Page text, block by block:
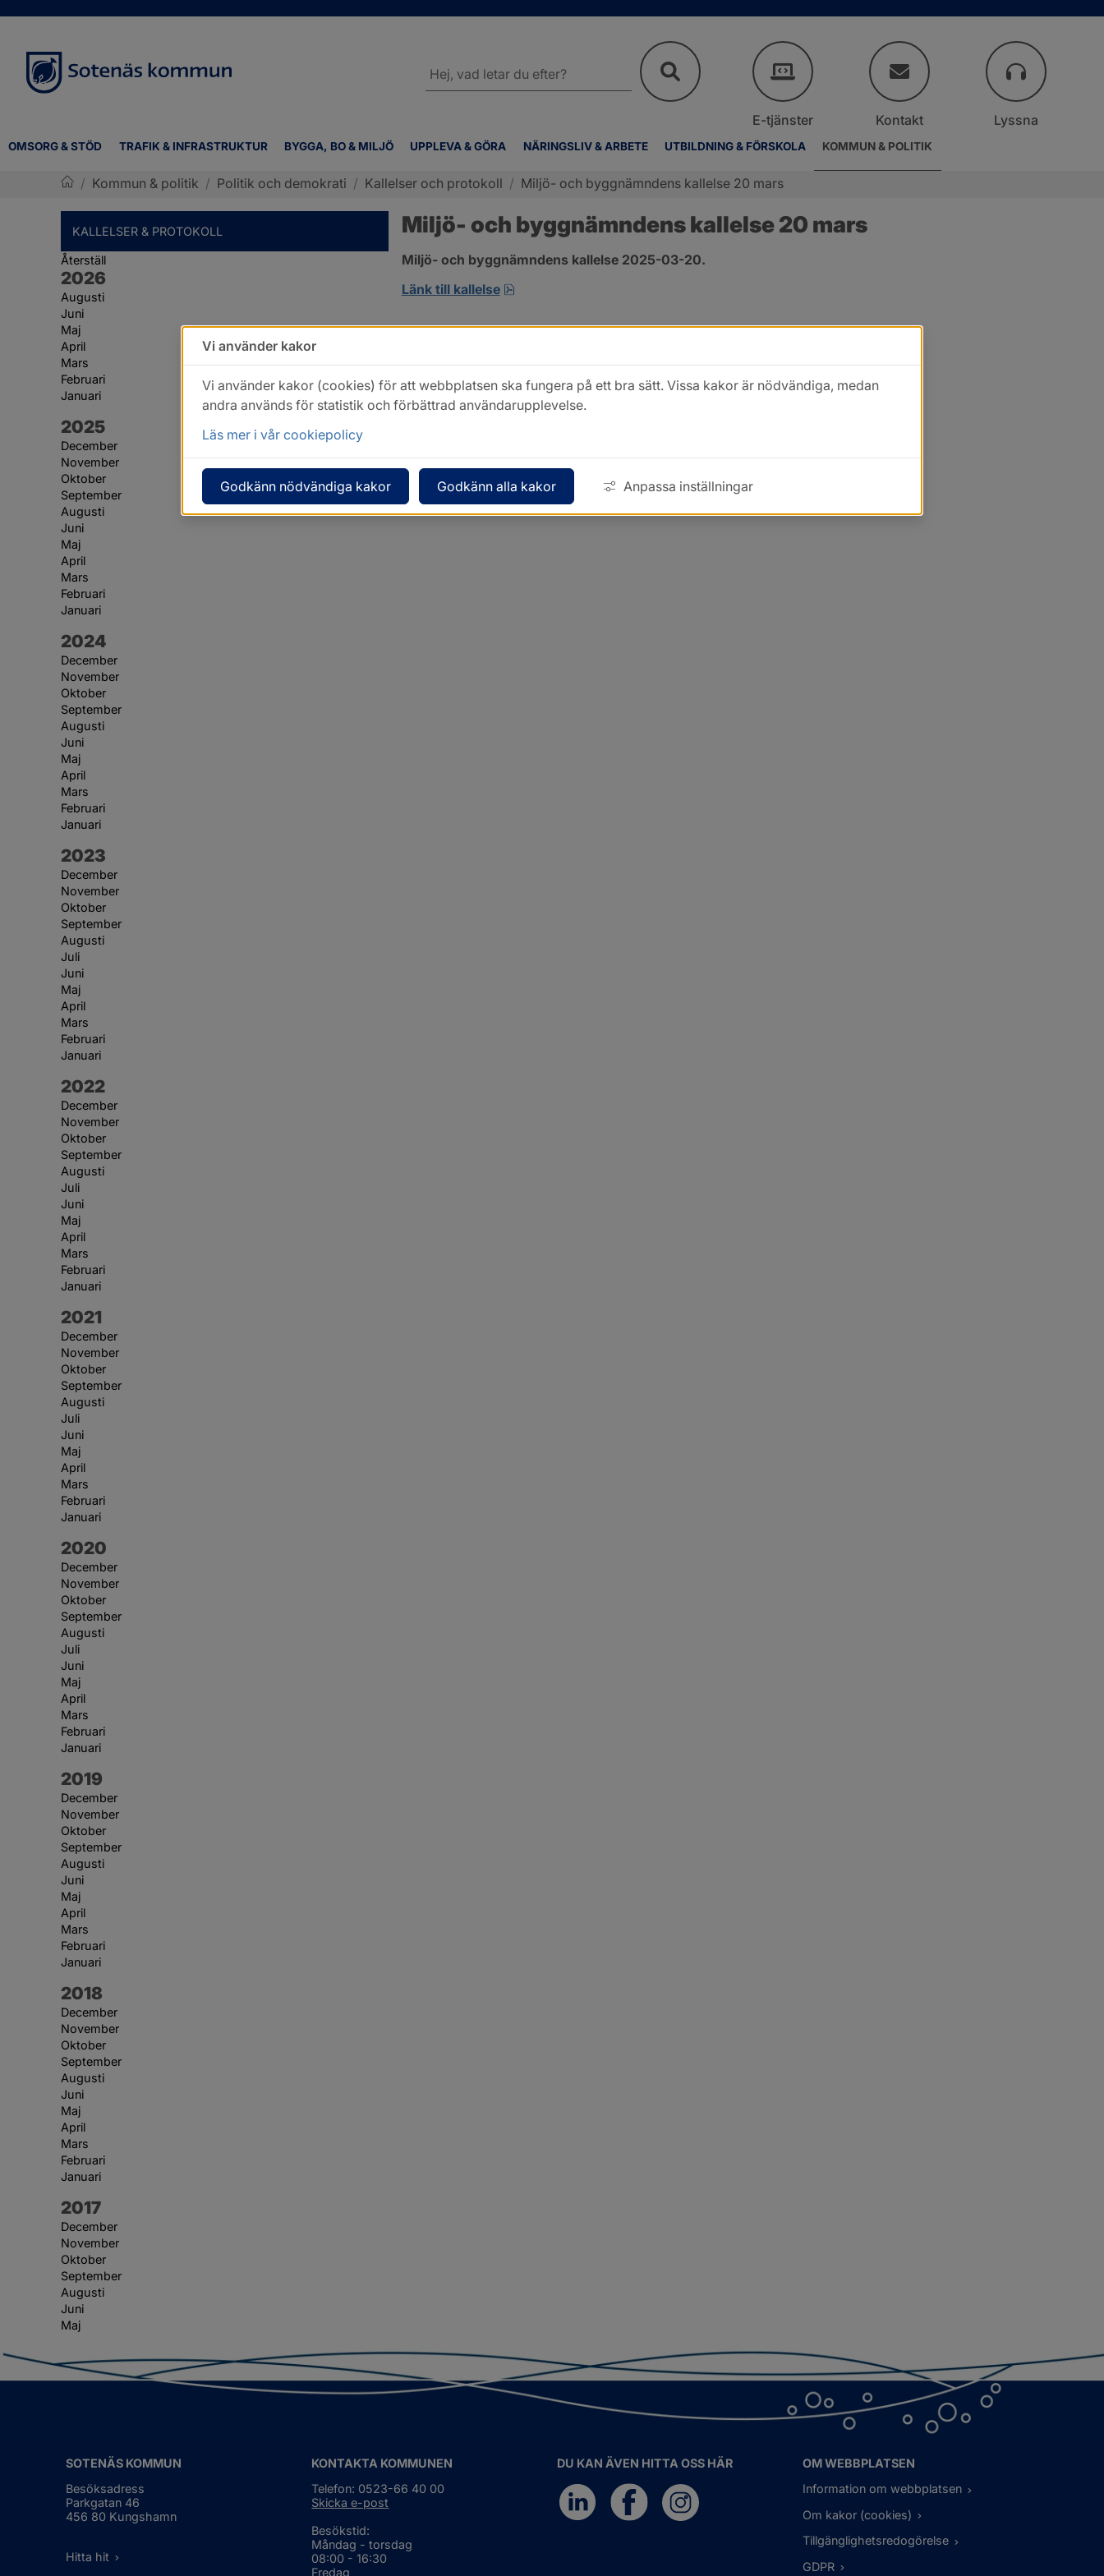
OMSORG & STÖD TRAFIK & INFRASTRUKTUR BYGGA, BO & MILJÖ UPPLEVA & GÖRA NÄRINGSLIV & ARBETE UTBILDNING & FÖRSKOLA KOMMUN & POLITIK
webbplatsen
E-tjänster Kontakt Lyssna
/ Kommun & politik / Politik och demokrati / Kallelser och protokoll / Miljö- och byggnämndens kallelse 20 mars
KALLELSER & PROTOKOLL
Återställ
År:
2026
Augusti
Juni
Maj
April
Mars
Februari
Januari
År:
2025
December
November
Oktober
September
Augusti
Juni
Maj
April
Mars
Februari
Januari
År:
2024
December
November
Oktober
September
Augusti
Juni
Maj
April
Mars
Februari
Januari
År:
2023
December
November
Oktober
September
Augusti
Juli
Juni
Maj
April
Mars
Februari
Januari
År:
2022
December
November
Oktober
September
Augusti
Juli
Juni
Maj
April
Mars
Februari
Januari
År:
2021
December
November
Oktober
September
Augusti
Juli
Juni
Maj
April
Mars
Februari
Januari
År:
2020
December
November
Oktober
September
Augusti
Juli
Juni
Maj
April
Mars
Februari
Januari
År:
2019
December
November
Oktober
September
Augusti
Juni
Maj
April
Mars
Februari
Januari
År:
2018
December
November
Oktober
September
Augusti
Juni
Maj
April
Mars
Februari
Januari
År:
2017
December
November
Oktober
September
Augusti
Juni
Maj
Miljö- och byggnämndens kallelse 20 mars
Miljö- och byggnämndens kallelse 2025-03-20.
Länk till kallelse
pdf, 159.9 kB, öppnas i nytt fönster.
SOTENÄS KOMMUN
Besöksadress
Parkgatan 46
456 80 Kungshamn
Hitta hit
KONTAKTA KOMMUNEN
Telefon: 0523-66 40 00
Skicka e-post
Besökstid:
Måndag - torsdag
08:00 - 16:30
Fredag
DU KAN ÄVEN HITTA OSS HÄR
OM WEBBPLATSEN
Information om webbplatsen
Om kakor (cookies)
Tillgänglighetsredogörelse
GDPR
Vi använder kakor
Vi använder kakor (cookies) för att webbplatsen ska fungera på ett bra sätt. Vissa kakor är nödvändiga, medan
andra används för statistik och förbättrad användarupplevelse.
Läs mer i vår cookiepolicy
Godkänn nödvändiga kakor Godkänn alla kakor Anpassa inställningar